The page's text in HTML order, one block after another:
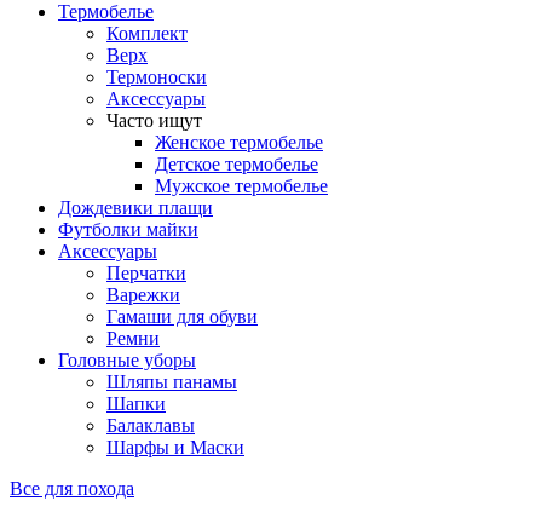
Термобелье
Комплект
Верх
Термоноски
Аксессуары
Часто ищут
Женское термобелье
Детское термобелье
Мужское термобелье
Дождевики плащи
Футболки майки
Аксессуары
Перчатки
Варежки
Гамаши для обуви
Ремни
Головные уборы
Шляпы панамы
Шапки
Балаклавы
Шарфы и Маски
Все для похода